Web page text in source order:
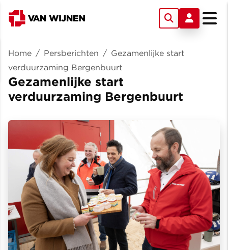
Home / Persberichten / Gezamenlijke start
verduurzaming Bergenbuurt
Gezamenlijke start
verduurzaming Bergenbuurt